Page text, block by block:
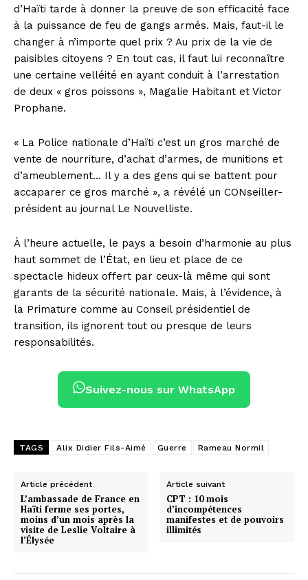
d’Haïti tarde à donner la preuve de son efficacité face
à la puissance de feu de gangs armés. Mais, faut-il le
changer à n’importe quel prix ? Au prix de la vie de
paisibles citoyens ? En tout cas, il faut lui reconnaître
une certaine velléité en ayant conduit à l’arrestation
de deux « gros poissons », Magalie Habitant et Victor
Prophane.
« La Police nationale d’Haïti c’est un gros marché de
vente de nourriture, d’achat d’armes, de munitions et
d’ameublement… Il y a des gens qui se battent pour
accaparer ce gros marché », a révélé un CONseiller-
président au journal Le Nouvelliste.
À l’heure actuelle, le pays a besoin d’harmonie au plus
haut sommet de l’État, en lieu et place de ce
spectacle hideux offert par ceux-là même qui sont
garants de la sécurité nationale. Mais, à l’évidence, à
la Primature comme au Conseil présidentiel de
transition, ils ignorent tout ou presque de leurs
responsabilités.
Suivez-nous sur WhatsApp
TAGS Alix Didier Fils-Aimé Guerre Rameau Normil
Article précédent
L’ambassade de France en
Haïti ferme ses portes,
moins d’un mois après la
visite de Leslie Voltaire à
l’Élysée
Article suivant
CPT : 10 mois
d’incompétences
manifestes et de pouvoirs
illimités